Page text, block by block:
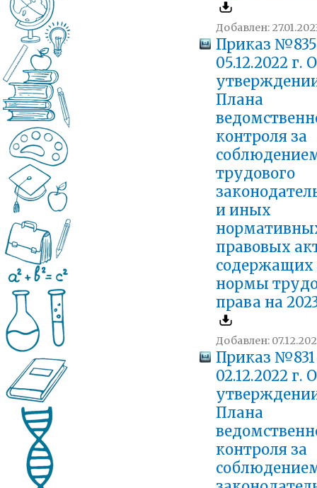
Добавлен:
Приказ
05.12.2022 г.
Плана
контроля за
трудового
и иных
правовых
содержащих
нормы
права на
Добавлен:
Приказ №831
02.12.2022 г.
Плана
контроля за